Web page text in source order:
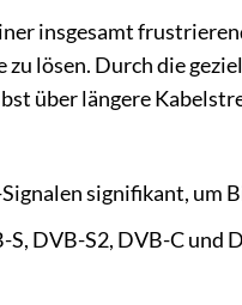
insgesamt
lösen. Durch die
über längere
signifikant, um
DVB-S2, DVB-C und